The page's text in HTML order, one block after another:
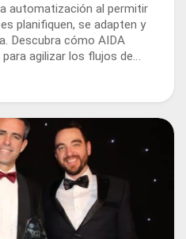
automatización al permitir
planifiquen, se adapten y
Descubra cómo AIDA
agilizar los flujos de
documental de próxima